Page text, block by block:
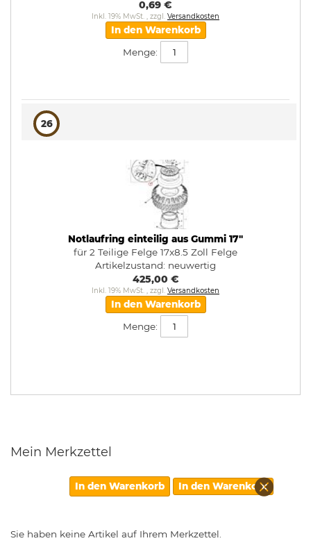
0,69 €
Inkl. 19% MwSt. , zzgl. Versandkosten
In den Warenkorb
Menge:
26
Notlaufring einteilig aus Gummi 17"
für 2 Teilige Felge 17x8.5 Zoll Felge
Artikelzustand: neuwertig
425,00 €
Inkl. 19% MwSt. , zzgl. Versandkosten
In den Warenkorb
Menge:
Mein Merkzettel
In den Warenkorb In den Warenkorb Diesen
Artikel
Sie haben keine Artikel auf Ihrem Merkzettel.